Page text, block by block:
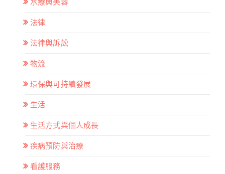
水療與美容
法律
法律與訴訟
物流
環保與可持續發展
生活
生活方式與個人成長
疾病預防與治療
看護服務